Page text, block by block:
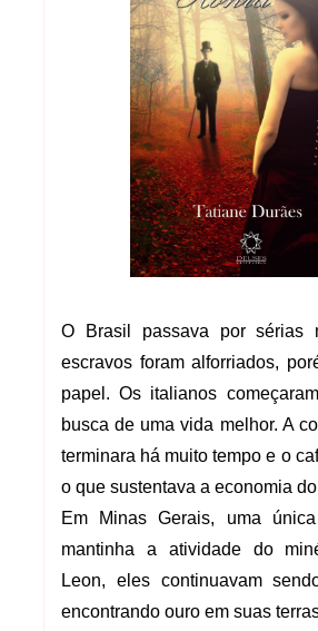
O Brasil passava por sérias
escravos foram alforriados,
papel. Os italianos
busca de uma vida melhor. A
terminara há muito tempo e o
o que sustentava a economia
Em Minas Gerais, uma
mantinha a atividade do
Leon, eles continuavam
encontrando ouro em suas